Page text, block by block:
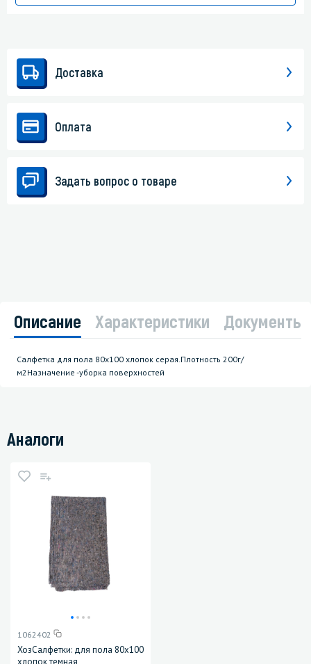
Доставка
Оплата
Задать вопрос о товаре
Описание Характеристики Документы
Салфетка для пола 80х100 хлопок серая.Плотность 200г/
м2Назначение -уборка поверхностей
Аналоги
1062402
ХозСалфетки: для пола 80х100
хлопок темная